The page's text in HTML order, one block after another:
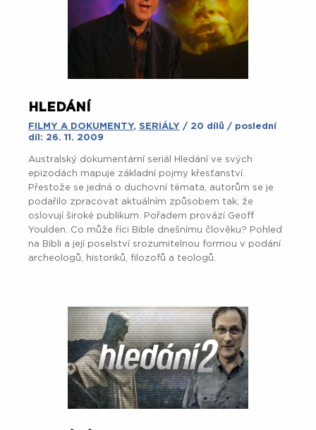
HLEDÁNÍ
FILMY A DOKUMENTY, SERIÁLY / 20 dílů / poslední
díl: 26. 11. 2009
Australský dokumentární seriál Hledání ve svých
epizodách mapuje základní pojmy křesťanství.
Přestože se jedná o duchovní témata, autorům se je
podařilo zpracovat aktuálním způsobem tak, že
oslovují široké publikum. Pořadem provází Geoff
Youlden. Co může říci Bible dnešnímu člověku? Pohled
na Bibli a její poselství srozumitelnou formou v podání
archeologů, historiků, filozofů a teologů.